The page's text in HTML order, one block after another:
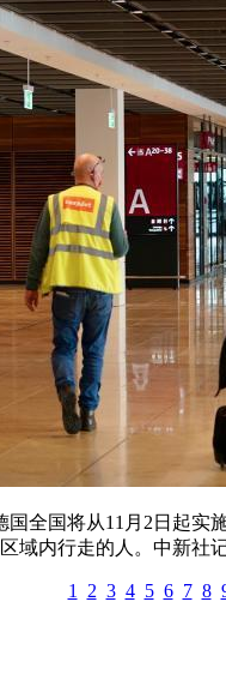
全国将从11月2日起
域内行走的人。中新社
1 2 3 4 5 6 7 8